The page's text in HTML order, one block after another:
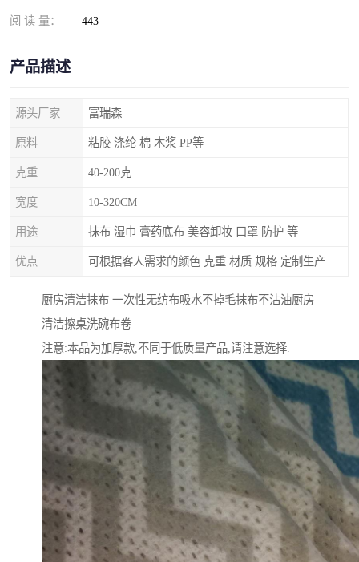
阅 读 量： 443
产品描述
源头厂家 富瑞森
原料 粘胶 涤纶 棉 木浆 PP等
克重 40-200克
宽度 10-320CM
用途 抹布 湿巾 膏药底布 美容卸妆 口罩 防护 等
优点 可根据客人需求的颜色 克重 材质 规格 定制生产
厨房清洁抹布 一次性无纺布吸水不掉毛抹布不沾油厨房
清洁擦桌洗碗布卷
注意:本品为加厚款,不同于低质量产品,请注意选择.